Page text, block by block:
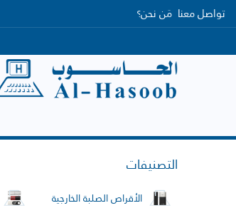
تواصل معنا مَن نحن؟
التصنيفات
الأقراص الصلبة الخارجية